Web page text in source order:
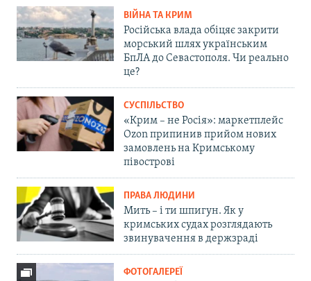
ВІЙНА ТА КРИМ
Російська влада обіцяє закрити
морський шлях українським
БпЛА до Севастополя. Чи реально
це?
СУСПІЛЬСТВО
«Крим – не Росія»: маркетплейс
Ozon припинив прийом нових
замовлень на Кримському
півострові
ПРАВА ЛЮДИНИ
Мить – і ти шпигун. Як у
кримських судах розглядають
звинувачення в держзраді
ФОТОГАЛЕРЕЇ